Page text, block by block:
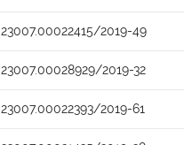
23007.00022415/2019-49
23007.00028929/2019-32
23007.00022393/2019-61